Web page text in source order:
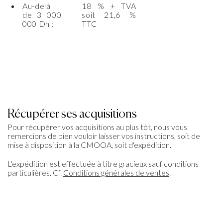
Au-delà
de 3 000
000 Dh :
18 % + TVA
soit 21,6 %
TTC
Récupérer ses acquisitions
Pour récupérer vos acquisitions au plus tôt, nous vous
remercions de bien vouloir laisser vos instructions, soit de
mise à disposition à la CMOOA, soit d'expédition.
L'expédition est effectuée à titre gracieux sauf conditions
particulières. Cf. Conditions générales de ventes.